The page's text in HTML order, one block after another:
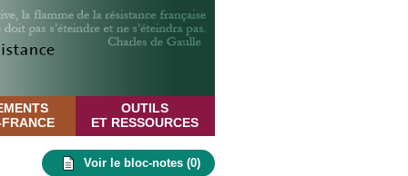
OUTILS
ET RESSOURCES
Voir le bloc-notes (0)